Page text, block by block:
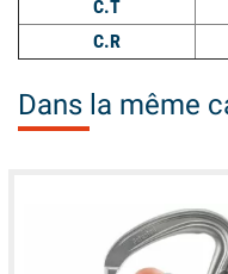
C.T
C.R
Dans la même